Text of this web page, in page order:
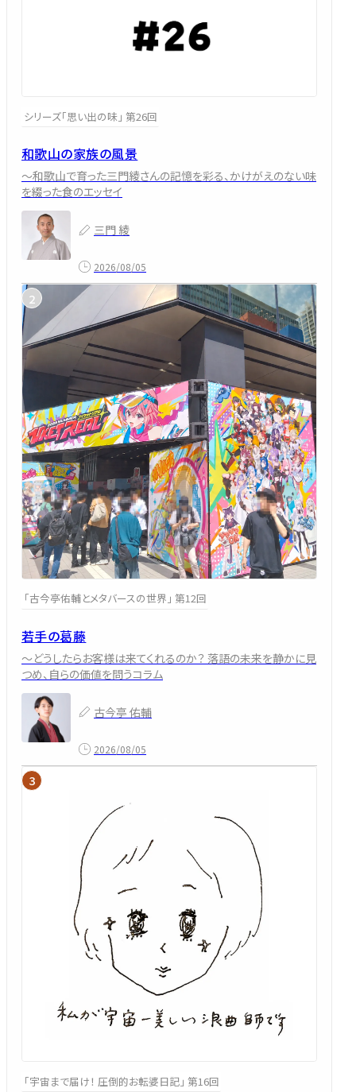
シリーズ「思い出の味」 第26回
和歌山の家族の風景
～和歌山で育った三門綾さんの記憶を彩る、かけがえのない味
を綴った食のエッセイ
三門 綾
2026/08/05
「古今亭佑輔とメタバースの世界」 第12回
若手の葛藤
～どうしたらお客様は来てくれるのか？ 落語の未来を静かに見
つめ、自らの価値を問うコラム
古今亭 佑輔
2026/08/05
「宇宙まで届け！ 圧倒的お転婆日記」 第16回